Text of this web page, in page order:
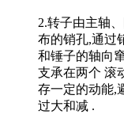
2.转子由主轴
布的销孔,通过
和锤子的轴向
支承在两个 滚
存一定的动能,
过大和减 .